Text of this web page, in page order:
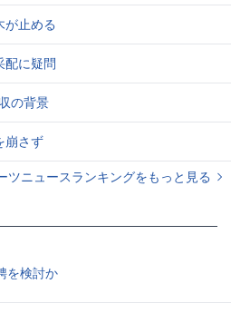
が止める
配に疑問
の背景
崩さず
ツニュースランキングをもっと見る
を検討か